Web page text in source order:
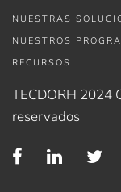
NUESTRAS
NUESTROS
RECURSOS
TECDORH 2024
reservados